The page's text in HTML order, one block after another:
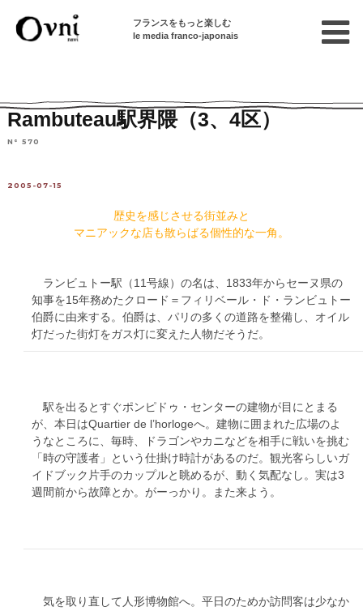
フランスをもっと楽しむ
le media franco-japonais
Rambuteau駅界隈（3、4区）
N° 570
2005-07-15
歴史を感じさせる街並みと
マニアックな店も散らばる個性的な一角。
ランビュトー駅（11号線）の名は、1833年からセーヌ県の
知事を15年務めたクロード＝フィリベール・ド・ランビュトー
伯爵に由来する。伯爵は、パリの多くの道路を整備し、オイル
灯だった街灯をガス灯に変えた人物だそうだ。
駅を出るとすぐポンピドゥ・センターの建物が目にとまる
が、本日はQuartier de l’horlogeへ。建物に囲まれた広場のよ
うなところに、毎時、ドラゴンやカニなどを相手に戦いを挑む
「時の守護者」という仕掛け時計があるのだ。観光客らしいガ
イドブック片手のカップルと眺めるが、動く気配なし。実は3
週間前から故障とか。がーっかり。また来よう。
気を取り直して人形博物館へ。平日のためか訪問客は少なか